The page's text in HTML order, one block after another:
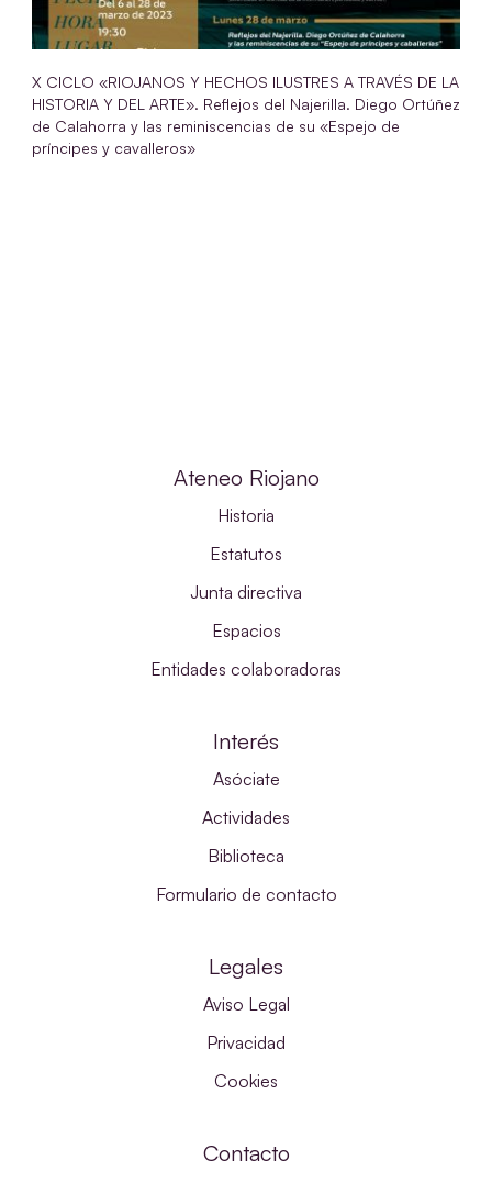
X CICLO «RIOJANOS Y HECHOS ILUSTRES A TRAVÉS DE LA
HISTORIA Y DEL ARTE». Reflejos del Najerilla. Diego Ortúñez
de Calahorra y las reminiscencias de su «Espejo de
príncipes y cavalleros»
Ateneo Riojano
Historia
Estatutos
Junta directiva
Espacios
Entidades colaboradoras
Interés
Asóciate
Actividades
Biblioteca
Formulario de contacto
Legales
Aviso Legal
Privacidad
Cookies
Contacto